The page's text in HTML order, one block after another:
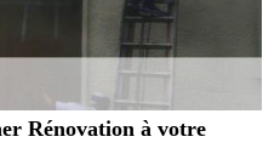
Rénovation à votre